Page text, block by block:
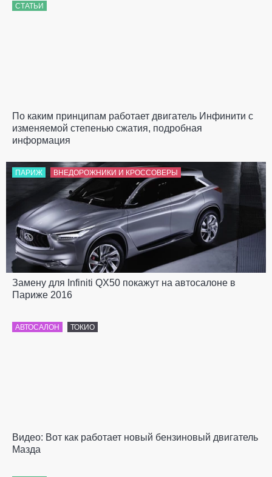
СТАТЬИ
По каким принципам работает двигатель Инфинити с
изменяемой степенью сжатия, подробная
информация
ПАРИЖ ВНЕДОРОЖНИКИ И КРОССОВЕРЫ
Замену для Infiniti QX50 покажут на автосалоне в
Париже 2016
АВТОСАЛОН ТОКИО
Видео: Вот как работает новый бензиновый двигатель
Мазда